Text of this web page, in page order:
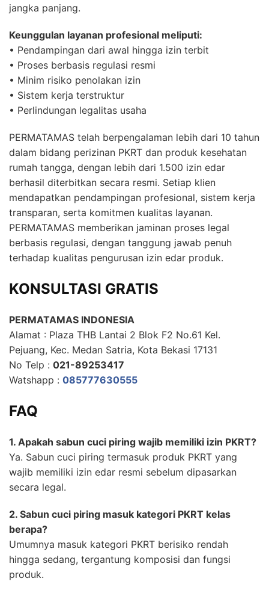
jangka panjang.
Keunggulan layanan profesional meliputi:
• Pendampingan dari awal hingga izin terbit
• Proses berbasis regulasi resmi
• Minim risiko penolakan izin
• Sistem kerja terstruktur
• Perlindungan legalitas usaha
PERMATAMAS telah berpengalaman lebih dari 10 tahun
dalam bidang perizinan PKRT dan produk kesehatan
rumah tangga, dengan lebih dari 1.500 izin edar
berhasil diterbitkan secara resmi. Setiap klien
mendapatkan pendampingan profesional, sistem kerja
transparan, serta komitmen kualitas layanan.
PERMATAMAS memberikan jaminan proses legal
berbasis regulasi, dengan tanggung jawab penuh
terhadap kualitas pengurusan izin edar produk.
KONSULTASI GRATIS
PERMATAMAS INDONESIA
Alamat : Plaza THB Lantai 2 Blok F2 No.61 Kel.
Pejuang, Kec. Medan Satria, Kota Bekasi 17131
No Telp : 021-89253417
Watshapp : 085777630555
FAQ
1. Apakah sabun cuci piring wajib memiliki izin PKRT?
Ya. Sabun cuci piring termasuk produk PKRT yang
wajib memiliki izin edar resmi sebelum dipasarkan
secara legal.
2. Sabun cuci piring masuk kategori PKRT kelas
berapa?
Umumnya masuk kategori PKRT berisiko rendah
hingga sedang, tergantung komposisi dan fungsi
produk.